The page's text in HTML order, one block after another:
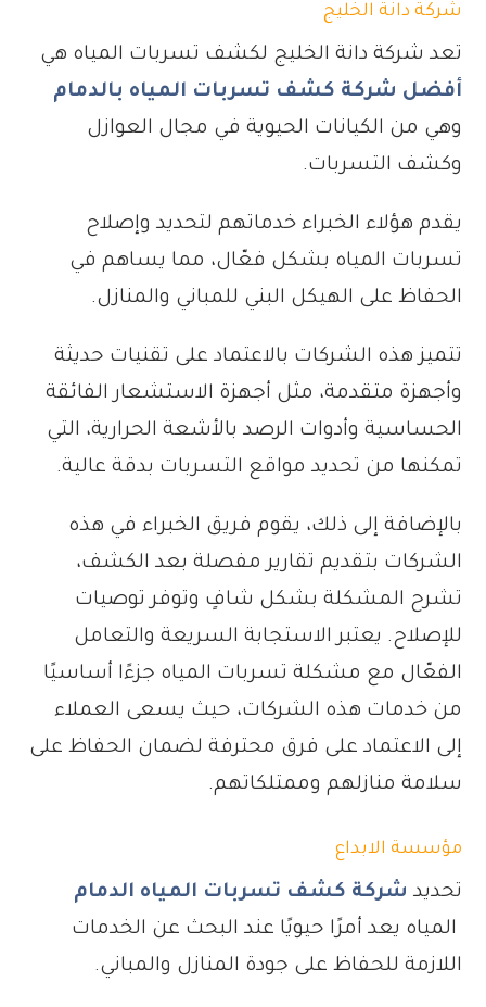
شركة دانة الخليج
تعد شركة دانة الخليج لكشف تسربات المياه هي
أفضل شركة كشف تسربات المياه بالدمام
وهي من الكيانات الحيوية في مجال العوازل
وكشف التسربات.
يقدم هؤلاء الخبراء خدماتهم لتحديد وإصلاح
تسربات المياه بشكل فعّال، مما يساهم في
الحفاظ على الهيكل البني للمباني والمنازل.
تتميز هذه الشركات بالاعتماد على تقنيات حديثة
وأجهزة متقدمة، مثل أجهزة الاستشعار الفائقة
الحساسية وأدوات الرصد بالأشعة الحرارية، التي
تمكنها من تحديد مواقع التسربات بدقة عالية.
بالإضافة إلى ذلك، يقوم فريق الخبراء في هذه
الشركات بتقديم تقارير مفصلة بعد الكشف،
تشرح المشكلة بشكل شافٍ وتوفر توصيات
للإصلاح. يعتبر الاستجابة السريعة والتعامل
الفعّال مع مشكلة تسربات المياه جزءًا أساسيًا
من خدمات هذه الشركات، حيث يسعى العملاء
إلى الاعتماد على فرق محترفة لضمان الحفاظ على
سلامة منازلهم وممتلكاتهم.
مؤسسة الابداع
تحديد شركة كشف تسربات المياه الدمام
المياه يعد أمرًا حيويًا عند البحث عن الخدمات
اللازمة للحفاظ على جودة المنازل والمباني.